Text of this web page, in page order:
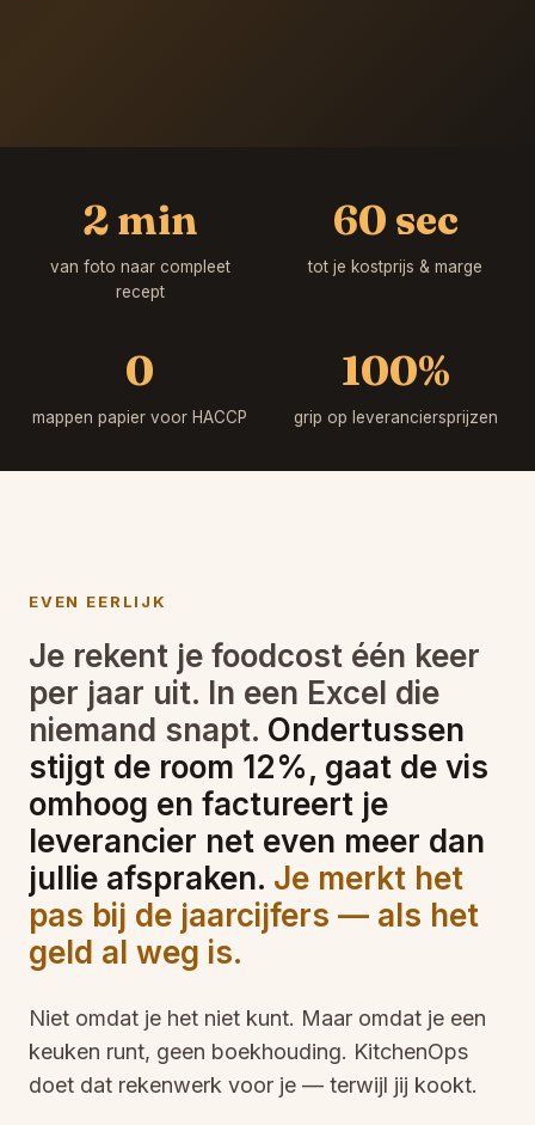
2 min
van foto naar compleet
recept
60 sec
tot je kostprijs & marge
0
mappen papier voor HACCP
100%
grip op leveranciersprijzen
EVEN EERLIJK
Je rekent je foodcost één keer
per jaar uit. In een Excel die
niemand snapt. Ondertussen
stijgt de room 12%, gaat de vis
omhoog en factureert je
leverancier net even meer dan
jullie afspraken. Je merkt het
pas bij de jaarcijfers — als het
geld al weg is.
Niet omdat je het niet kunt. Maar omdat je een
keuken runt, geen boekhouding. KitchenOps
doet dat rekenwerk voor je — terwijl jij kookt.